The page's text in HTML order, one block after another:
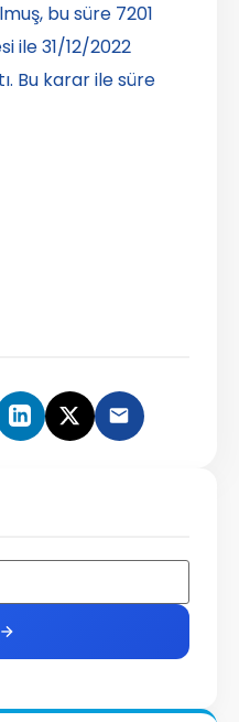
bu süre 7201
ile 31/12/2022
Bu karar ile süre